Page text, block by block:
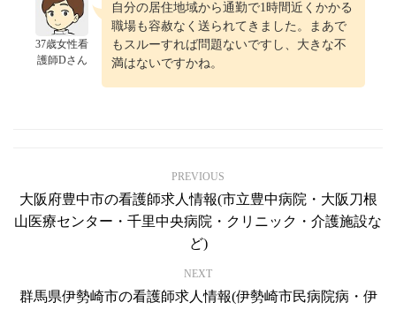
37歳女性看
護師Dさん
自分の居住地域から通勤で1時間近くかかる
職場も容赦なく送られてきました。まあで
もスルーすれば問題ないですし、大きな不
満はないですかね。
PREVIOUS
大阪府豊中市の看護師求人情報(市立豊中病院・大阪刀根
山医療センター・千里中央病院・クリニック・介護施設な
ど)
NEXT
群馬県伊勢崎市の看護師求人情報(伊勢崎市民病院病・伊